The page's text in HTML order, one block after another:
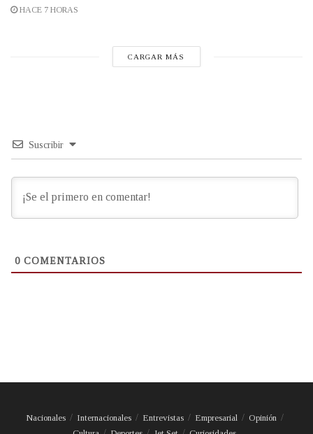
HACE 7 HORAS
CARGAR MÁS
Suscribir
0 COMENTARIOS
Nacionales Internacionales Entrevistas Empresarial
Opinión